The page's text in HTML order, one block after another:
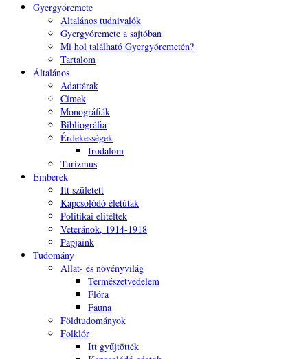
Gyergyóremete
Általános tudnivalók
Gyergyóremete a sajtóban
Mi hol található Gyergyóremetén?
Tartalom
Általános
Adattárak
Címek
Monográfiák
Bibliográfia
Érdekességek
Irodalom
Turizmus
Emberek
Itt született
Kapcsolódó életútak
Politikai elítéltek
Veteránok, 1914-1918
Papjaink
Tudomány
Állat- és növényvilág
Természetvédelem
Flóra
Fauna
Földtudományok
Folklór
Itt gyűjtötték